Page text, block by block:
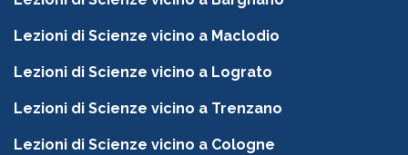
Lezioni di Scienze vicino a Maclodio
Lezioni di Scienze vicino a Lograto
Lezioni di Scienze vicino a Trenzano
Lezioni di Scienze vicino a Cologne